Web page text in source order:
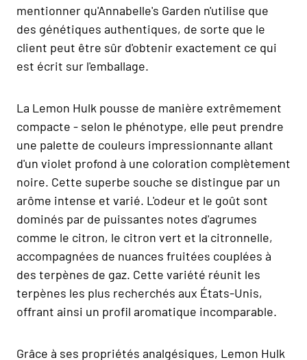
mentionner qu'Annabelle's Garden n'utilise que
des génétiques authentiques, de sorte que le
client peut être sûr d'obtenir exactement ce qui
est écrit sur l'emballage.
La Lemon Hulk pousse de manière extrêmement
compacte - selon le phénotype, elle peut prendre
une palette de couleurs impressionnante allant
d'un violet profond à une coloration complètement
noire. Cette superbe souche se distingue par un
arôme intense et varié. L'odeur et le goût sont
dominés par de puissantes notes d'agrumes
comme le citron, le citron vert et la citronnelle,
accompagnées de nuances fruitées couplées à
des terpènes de gaz. Cette variété réunit les
terpènes les plus recherchés aux États-Unis,
offrant ainsi un profil aromatique incomparable.
Grâce à ses propriétés analgésiques, Lemon Hulk